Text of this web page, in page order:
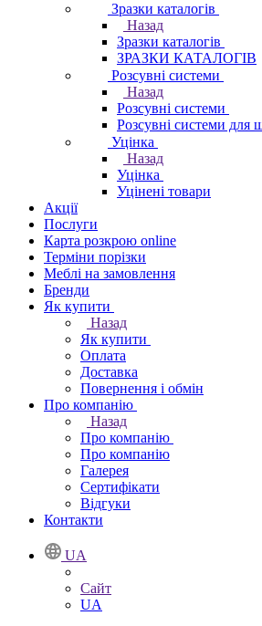
Зразки каталогів
Назад
Зразки каталогів
ЗРАЗКИ КАТАЛОГІВ
Розсувні системи
Назад
Розсувні системи
Розсувні системи для
Уцінка
Назад
Уцінка
Уцінені товари
Акції
Послуги
Карта розкрою online
Терміни порізки
Меблі на замовлення
Бренди
Як купити
Назад
Як купити
Оплата
Доставка
Повернення і обмін
Про компанію
Назад
Про компанію
Про компанію
Галерея
Сертифікати
Відгуки
Контакти
UA
Сайт
UA